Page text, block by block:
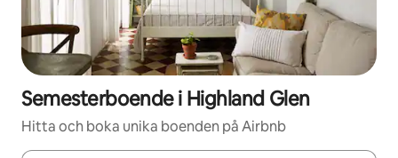
Semesterboende i Highland Glen
Hitta och boka unika boenden på Airbnb